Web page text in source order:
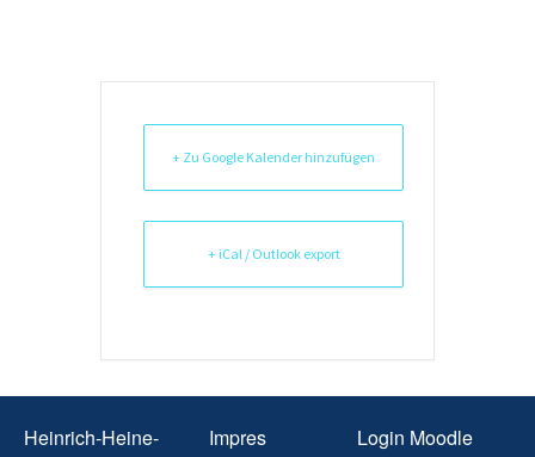
+ Zu Google Kalender hinzufügen
+ iCal / Outlook export
Heinrich-Heine-
Impres
Login Moodle